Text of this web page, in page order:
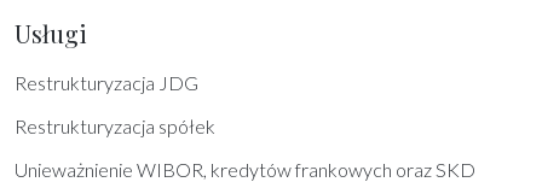
Usługi
Restrukturyzacja JDG
Restrukturyzacja spółek
Unieważnienie WIBOR, kredytów frankowych oraz SKD